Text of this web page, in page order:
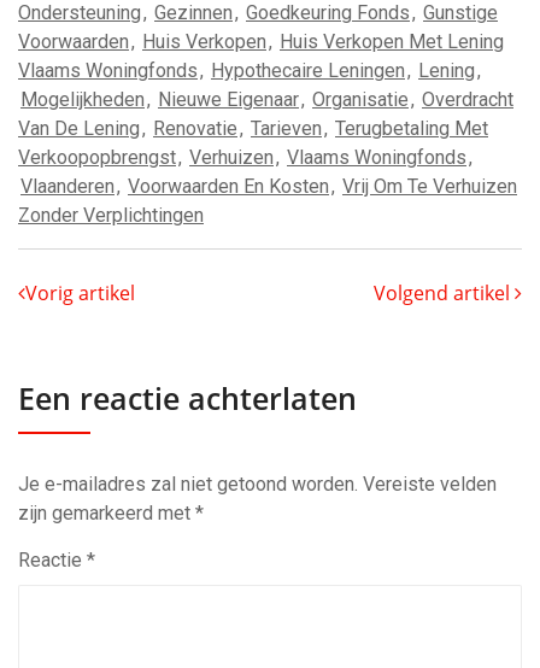
Ondersteuning, Gezinnen, Goedkeuring Fonds, Gunstige
Voorwaarden, Huis Verkopen, Huis Verkopen Met Lening
Vlaams Woningfonds, Hypothecaire Leningen, Lening,
Mogelijkheden, Nieuwe Eigenaar, Organisatie, Overdracht
Van De Lening, Renovatie, Tarieven, Terugbetaling Met
Verkoopopbrengst, Verhuizen, Vlaams Woningfonds,
Vlaanderen, Voorwaarden En Kosten, Vrij Om Te Verhuizen
Zonder Verplichtingen
Vorig artikel Volgend artikel
Een reactie achterlaten
Je e-mailadres zal niet getoond worden. Vereiste velden
zijn gemarkeerd met *
Reactie *